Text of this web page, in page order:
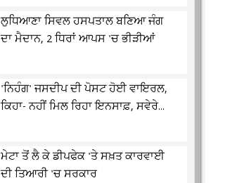
ਲੁਧਿਆਣਾ ਸਿਵਲ ਹਸਪਤਾਲ ਬਣਿਆ ਜੰਗ
ਦਾ ਮੈਦਾਨ, 2 ਧਿਰਾਂ ਆਪਸ 'ਚ ਭੀੜੀਆਂ
'ਨਿਹੰਗ' ਜਸਦੀਪ ਦੀ ਪੋਸਟ ਹੋਈ ਵਾਇਰਲ,
ਕਿਹਾ- ਨਹੀਂ ਮਿਲ ਰਿਹਾ ਇਨਸਾਫ਼, ਸਵੇਰੇ...
ਮੇਟਾ ਤੋਂ ਲੈ ਕੇ ਡੀਪਫੇਕ 'ਤੇ ਸਖ਼ਤ ਕਾਰਵਾਈ
ਦੀ ਤਿਆਰੀ 'ਚ ਸਰਕਾਰ